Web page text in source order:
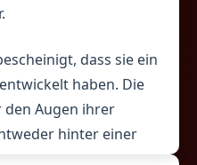
dass sie ein
haben. Die
den Augen ihrer
hinter einer